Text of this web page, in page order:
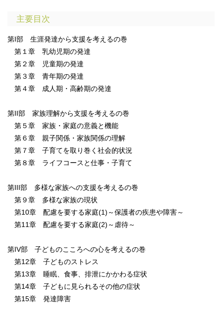
主要目次
第I部 生涯発達から支援を考えるの巻
第１章 乳幼児期の発達
第２章 児童期の発達
第３章 青年期の発達
第４章 成人期・高齢期の発達
第II部 家族理解から支援を考えるの巻
第５章 家族・家庭の意義と機能
第６章 親子関係・家族関係の理解
第７章 子育てを取り巻く社会的状況
第８章 ライフコースと仕事・子育て
第III部 多様な家族への支援を考えるの巻
第９章 多様な家族の現状
第10章 配慮を要する家庭(1)～保護者の疾患や障害～
第11章 配慮を要する家庭(2)～虐待～
第IV部 子どものこころへの心を考えるの巻
第12章 子どものストレス
第13章 睡眠、食事、排泄にかかわる症状
第14章 子どもに見られるその他の症状
第15章 発達障害